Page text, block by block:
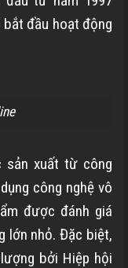
đầu hoạt động
sản xuất từ công
công nghệ vô
được đánh giá
lớn nhỏ. Đặc biệt,
bởi Hiệp hội